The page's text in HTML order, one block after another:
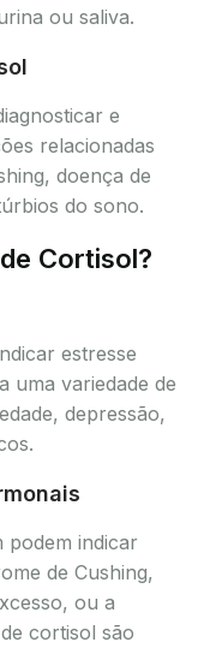
ou saliva.
e
relacionadas
doença de
do sono.
Cortisol?
estresse
uma variedade de
depressão,
podem indicar
de Cushing,
ou a
cortisol são